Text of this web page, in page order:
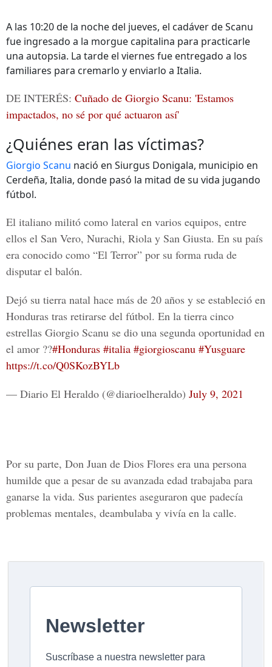
A las 10:20 de la noche del jueves, el cadáver de Scanu
fue ingresado a la morgue capitalina para practicarle
una autopsia. La tarde el viernes fue entregado a los
familiares para cremarlo y enviarlo a Italia.
DE INTERÉS: Cuñado de Giorgio Scanu: 'Estamos
impactados, no sé por qué actuaron así'
¿Quiénes eran las víctimas?
Giorgio Scanu nació en Siurgus Donigala, municipio en
Cerdeña, Italia, donde pasó la mitad de su vida jugando
fútbol.
El italiano militó como lateral en varios equipos, entre
ellos el San Vero, Nurachi, Riola y San Giusta. En su país
era conocido como “El Terror” por su forma ruda de
disputar el balón.
Dejó su tierra natal hace más de 20 años y se estableció en
Honduras tras retirarse del fútbol. En la tierra cinco
estrellas Giorgio Scanu se dio una segunda oportunidad en
el amor ??#Honduras #italia #giorgioscanu #Yusguare
https://t.co/Q0SKozBYLb
— Diario El Heraldo (@diarioelheraldo) July 9, 2021
Por su parte, Don Juan de Dios Flores era una persona
humilde que a pesar de su avanzada edad trabajaba para
ganarse la vida. Sus parientes aseguraron que padecía
problemas mentales, deambulaba y vivía en la calle.